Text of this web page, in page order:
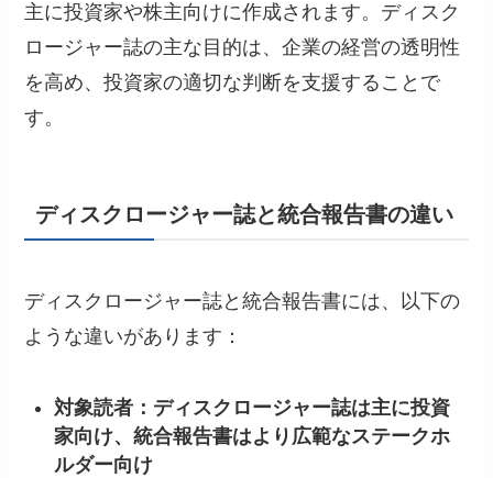
主に投資家や株主向けに作成されます。ディスク
ロージャー誌の主な目的は、企業の経営の透明性
を高め、投資家の適切な判断を支援することで
す。
ディスクロージャー誌と統合報告書の違い
ディスクロージャー誌と統合報告書には、以下の
ような違いがあります：
対象読者：ディスクロージャー誌は主に投資
家向け、統合報告書はより広範なステークホ
ルダー向け